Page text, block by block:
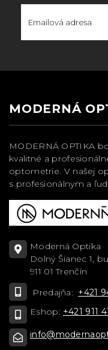
MODERNÁ
MODERNÁ OPTIKA
kvalitné a
optometrie. V našej
s profesionálnym a
Moderná Optika
Dolný Šianec 1,
911 01 Trenčín
Predajňa: +421
Eshop: +421 911